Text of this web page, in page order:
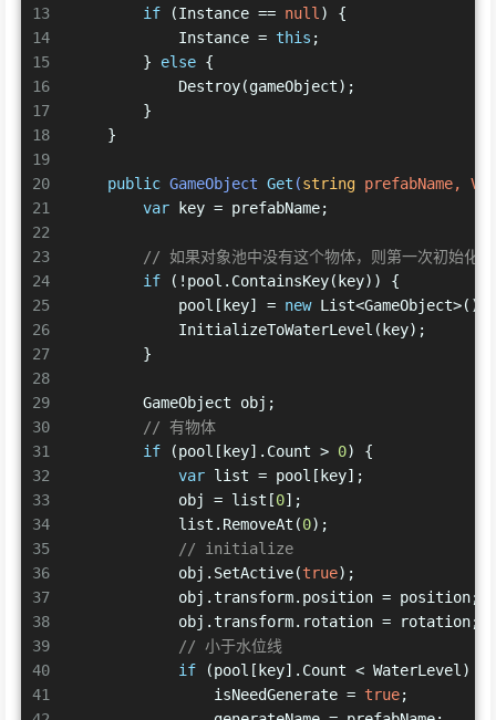
13
14
15
16
17
18
19
20
21
22
23
24
25
26
27
28
29
30
31
32
33
34
35
36
37
38
39
40
41
if (Instance == null ) {
            Instance =
this ;
        }
else {
            Destroy(gameObject);
        }
    }
public GameObject Get (string prefabName,
var key = prefabName;
// 如果对象池中没有这个物体，则第一次初始化
if (!pool.ContainsKey(key)) {
            pool[key] =
new List<GameObject>();
            InitializeToWaterLevel(key);
        }
        GameObject obj;
// 有物体
if (pool[key].Count > 0) {
var list = pool[key];
            obj = list[
0];
            list.RemoveAt(
0);
// initialize
            obj.SetActive(
true);
            obj.transform.position = position;
            obj.transform.rotation = rotation;
// 小于水位线
if (pool[key].Count < WaterLevel) {
                isNeedGenerate =
true;